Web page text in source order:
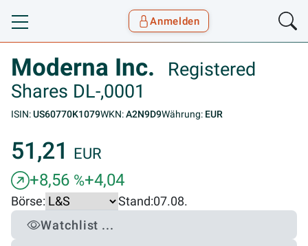
Toggle navigation
Anmelden
Moderna Inc.
Registered
Shares DL-,0001
ISIN:US60770K1079WKN:A2N9D9Währung: EUR
51,21 EUR
+8,56 %+4,04
Börse: Stand:07.08.
Watchlist ...